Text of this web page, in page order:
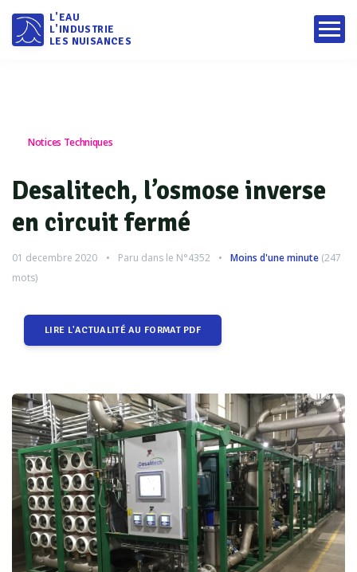
L'EAU
L'INDUSTRIE
LES NUISANCES
Notices Techniques
Desalitech, l’osmose inverse
en circuit fermé
01 decembre 2020 Paru dans le N°4352 Moins d'une minute (247
mots)
LIRE L'ACTUALITÉ AU FORMAT PDF